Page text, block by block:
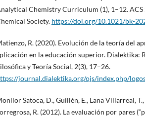
Chemistry Curriculum (1), 1–12. ACS
Society. https://doi.org/10.1021/bk-
R. (2020). Evolución de la teoría del
en la educación superior. Dialektika:
y Teoría Social, 2(3), 17–26.
journal.dialektika.org/ojs/index.php/
Satoca, D., Guillén, E., Lana Villarreal,
R. (2012). La evaluación por pares